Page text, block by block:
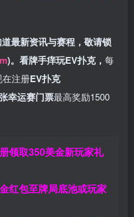
最新资讯与赛程， 敬请锁
)。 看牌手痒玩EV扑克， 每
在注册EV扑克
幸运赛门票最高奖励1500
领取350美金新玩家礼
红包至牌局底池或玩家